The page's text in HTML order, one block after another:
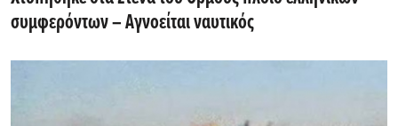
συμφερόντων – Αγνοείται ναυτικός